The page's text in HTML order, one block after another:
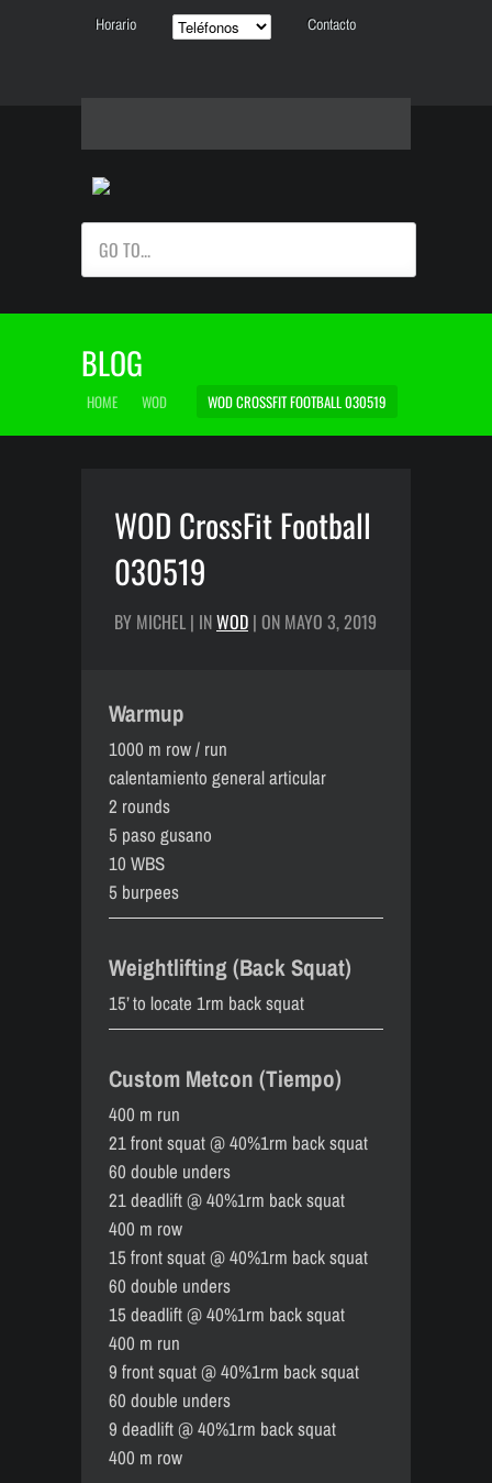
Horario Contacto
GO TO...
BLOG
HOME WOD WOD CROSSFIT FOOTBALL 030519
WOD CrossFit Football
030519
BY MICHEL | INWOD | ON MAYO 3, 2019
Warmup
1000 m row / run
calentamiento general articular
2 rounds
5 paso gusano
10 WBS
5 burpees
Weightlifting (Back Squat)
15’ to locate 1rm back squat
Custom Metcon (Tiempo)
400 m run
21 front squat @ 40%1rm back squat
60 double unders
21 deadlift @ 40%1rm back squat
400 m row
15 front squat @ 40%1rm back squat
60 double unders
15 deadlift @ 40%1rm back squat
400 m run
9 front squat @ 40%1rm back squat
60 double unders
9 deadlift @ 40%1rm back squat
400 m row